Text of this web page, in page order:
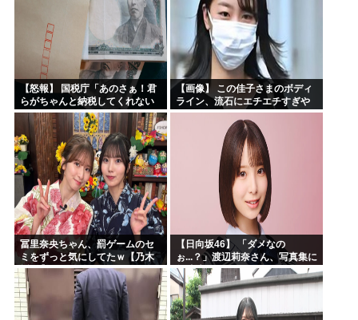
【怒報】 国税庁「あのさぁ！君
らがちゃんと納税してくれない
とこうなっちゃうけどどうす
る？！」←これw w w w w w w w
【画像】 この佳子さまのボディ
ライン、流石にエチエチすぎや
ろ！
冨里奈央ちゃん、罰ゲームのセ
ミをずっと気にしてたｗ【乃木
坂46】
【日向坂46】 「ダメなの
ぉ...？」渡辺莉奈さん、写真集に
興味津々